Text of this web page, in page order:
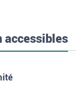
accessibles